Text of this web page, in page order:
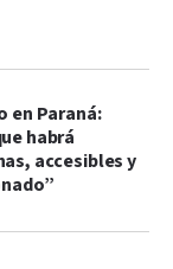
en Paraná:
habrá
accesibles y